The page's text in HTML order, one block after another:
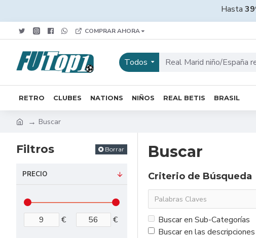
Hasta
COMPRAR AHORA
Todos
RETRO CLUBES NATIONS NIÑOS REAL BETIS BRASIL
Buscar
Filtros Borrar
PRECIO
€ €
Buscar
Criterio de Búsqueda
Buscar en Sub-Categorías
Buscar en las